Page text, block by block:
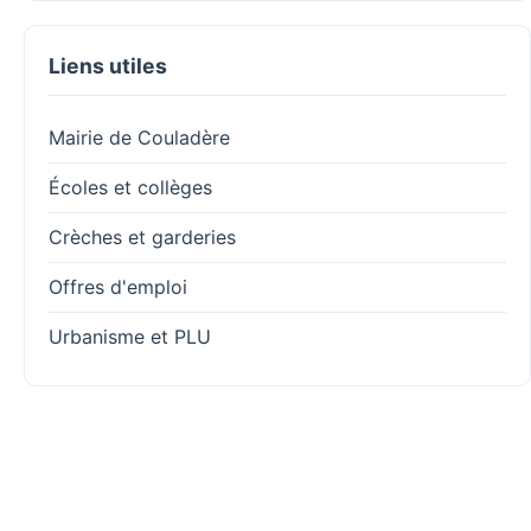
Liens utiles
Mairie de Couladère
Écoles et collèges
Crèches et garderies
Offres d'emploi
Urbanisme et PLU